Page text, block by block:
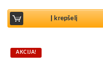
Į krepšelį
AKCIJA!